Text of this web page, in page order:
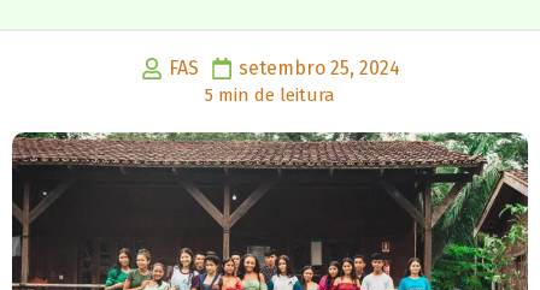
FAS setembro 25, 2024
5 min de leitura